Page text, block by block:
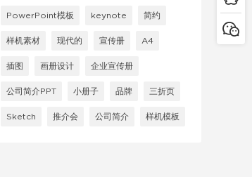
PowerPoint模板 keynote 简约
样机素材 现代的 宣传册 A4
插图 画册设计 企业宣传册
公司简介PPT 小册子 品牌 三折页
Sketch 推介会 公司简介 样机模板